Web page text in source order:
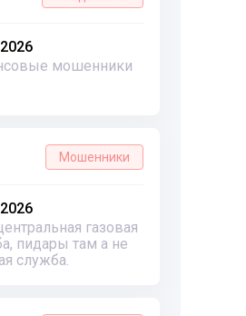
мошенники
Мошенники
газовая
пидары там а не
служба.